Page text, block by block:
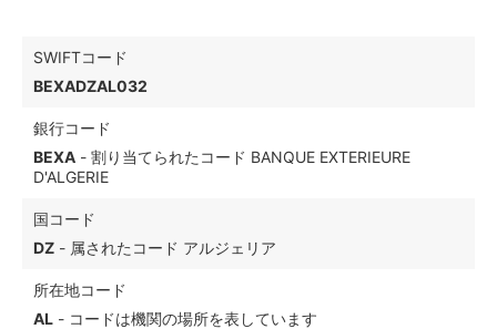
SWIFTコード
BEXADZAL032
銀行コード
BEXA - 割り当てられたコード BANQUE EXTERIEURE
D'ALGERIE
国コード
DZ - 属されたコード アルジェリア
所在地コード
AL - コードは機関の場所を表しています